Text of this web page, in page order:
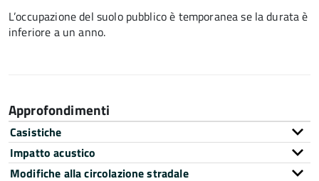
L’occupazione del suolo pubblico è temporanea se la durata è
inferiore a un anno.
Approfondimenti
Casistiche
Impatto acustico
Modifiche alla circolazione stradale